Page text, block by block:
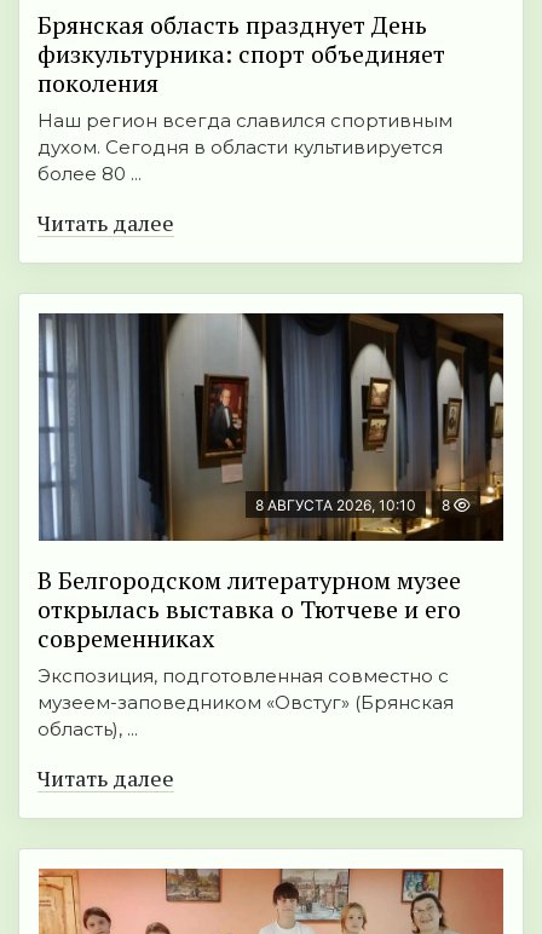
Брянская область празднует День
физкультурника: спорт объединяет
поколения
Наш регион всегда славился спортивным
духом. Сегодня в области культивируется
более 80 ...
Читать далее
8 АВГУСТА 2026, 10:10 8
В Белгородском литературном музее
открылась выставка о Тютчеве и его
современниках
Экспозиция, подготовленная совместно с
музеем-заповедником «Овстуг» (Брянская
область), ...
Читать далее